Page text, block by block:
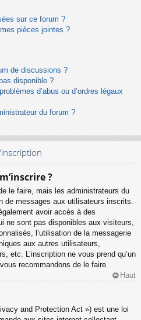
sur ce forum ?
pièces jointes ?
de discussions ?
disponible ?
d’abus ou d’ordres légaux
du forum ?
?
le faire, mais les administrateurs du
de messages aux utilisateurs inscrits.
avoir accès à des
ne sont pas disponibles aux visiteurs,
l’utilisation de la messagerie
aux autres utilisateurs,
etc. L’inscription ne vous prend qu’un
recommandons de le faire.
Haut
and Protection Act ») est une loi